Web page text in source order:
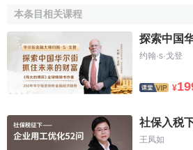
派的推动以外，货币政策理论的一个
(Taylor rule)，起到了决定性的作用。
需求小于总供给时，将因
生产能力过
口
，引起价格下跌;而当总需求超过总
能力不足而出现负的产出缺口，从而
的目的本身就是保持经济增长的同时
涨。非中性的货币政策实际上时牺牲
本条目相关课程
探索中国
约翰·s·戈登
¥
社保入税
王凤如